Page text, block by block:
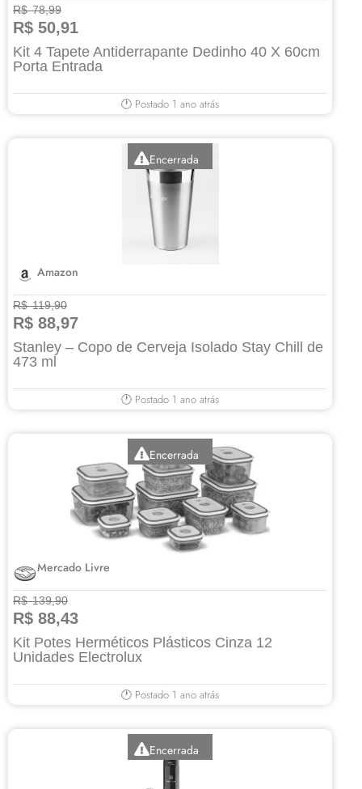
R$ 78,99
R$ 50,91
Kit 4 Tapete Antiderrapante Dedinho 40 X 60cm
Porta Entrada
🕐 Postado 1 ano atrás
Encerrada
Amazon
R$ 119,90
R$ 88,97
Stanley – Copo de Cerveja Isolado Stay Chill de
473 ml
🕐 Postado 1 ano atrás
Encerrada
Mercado Livre
R$ 139,90
R$ 88,43
Kit Potes Herméticos Plásticos Cinza 12
Unidades Electrolux
🕐 Postado 1 ano atrás
Encerrada